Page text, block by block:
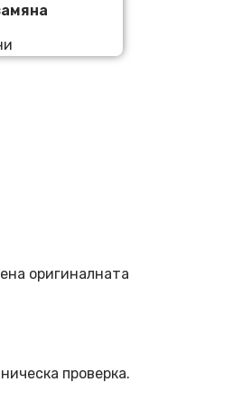
оригиналната
проверка.